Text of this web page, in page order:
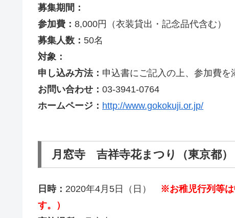
募集期間：
参加費： 8,000円（衣装貸出・記念品代含む）
募集人数： 50名
対象：
申し込み方法： 申込書にご記入の上、参加費を
お問い合わせ： 03-3941-0764
ホームページ： http://www.gokokuji.or.jp/
月窓寺 吉祥寺花まつり（東京都）
日時： 2020年4月5日（日） ※お稚児行列等は
す。）